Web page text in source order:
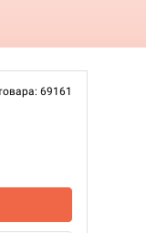
69161